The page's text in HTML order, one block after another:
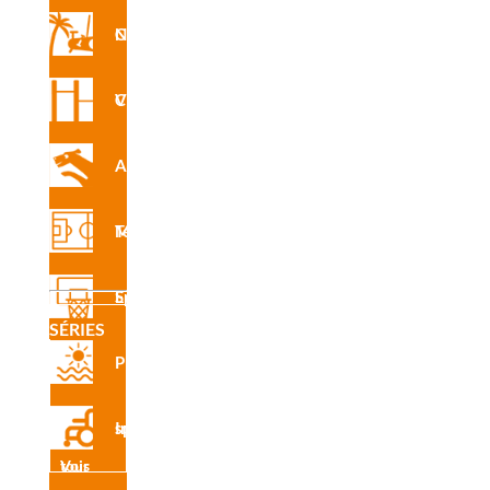
Circuit Nforma
Circuit Vita
Agility
Terrain Multisports
Equipement Sportif
SÉRIES
Plage
Inclusive sport
Voir tous
INS
R5310
INS
R5310
XA
R5310
XE